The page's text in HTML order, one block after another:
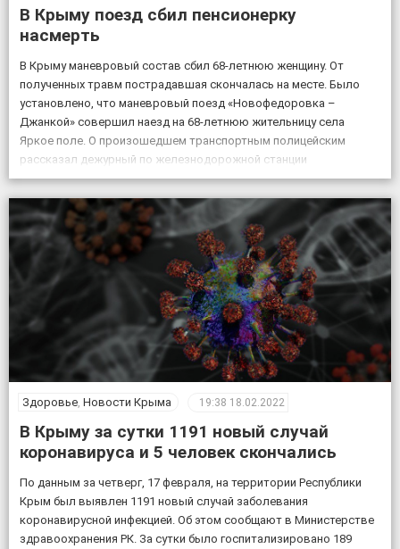
В Крыму поезд сбил пенсионерку
насмерть
В Крыму маневровый состав сбил 68-летнюю женщину. От
полученных травм пострадавшая скончалась на месте. Было
установлено, что маневровый поезд «Новофедоровка –
Джанкой» совершил наезд на 68-летнюю жительницу села
Яркое поле. О произошедшем транспортным полицейским
рассказал дежурный по железнодорожной станции
«Кировская». «Женщина переходила через железнодорожные
пути в установленном для этого месте, но на сигналы,
подаваемые машинистом, […]
Здоровье, Новости Крыма 19:38 18.02.2022
В Крыму за сутки 1191 новый случай
коронавируса и 5 человек скончались
По данным за четверг, 17 февраля, на территории Республики
Крым был выявлен 1191 новый случай заболевания
коронавирусной инфекцией. Об этом сообщают в Министерстве
здравоохранения РК. За сутки было госпитализировано 189